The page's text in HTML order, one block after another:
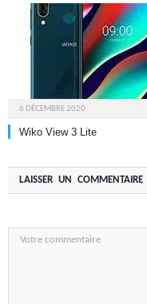
6 DÉCEMBRE 2020
Wiko View 3 Lite
LAISSER UN COMMENTAIRE